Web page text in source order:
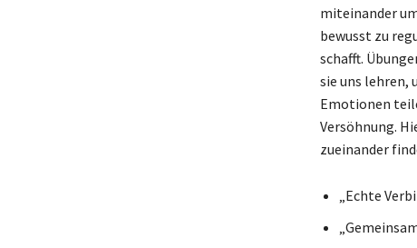
miteinander
bewusst zu
schafft.
sie uns lehren,
Emotionen
Versöhnung.
zueinander
„Echte